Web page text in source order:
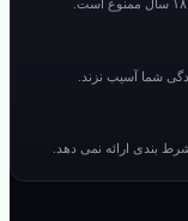
آسیب نزند.
ارائه نمی دهد.